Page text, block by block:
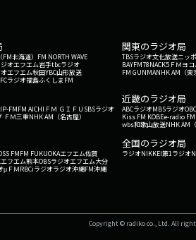
えのない財産となります。次回テーマは「
ょうまち）にある仏嚴寺（ぶつごんじ）の高
でした。
北海道） FM NORTH WAVE
オエフエム岩手tbcラジオ
エフエム秋田YBC山形放送
ラジオ福島ふくしまFM
関東のラジオ局
TBSラジオ文化放送ニッ
BAYFM78NACK5 ＦＭヨ
FM GUNMANHK AM（東
FMFM AICHI ＦＭ ＧＩＦＵ SBSラジオ
ＦＭ三重NHK AM（名古屋）
近畿のラジオ局
ABCラジオMBSラジオ
Kiss FM KOBEe-radio FM
wbs和歌山放送NHK AM（
FMFM FUKUOKAエフエム佐賀
フエム熊本OBSラジオエフエム大分
μＦＭRBCiラジオラジオ沖縄FM沖縄
全国のラジオ局
ラジオNIKKEI第1ラジオ
Copyright © radiko co., Ltd. All